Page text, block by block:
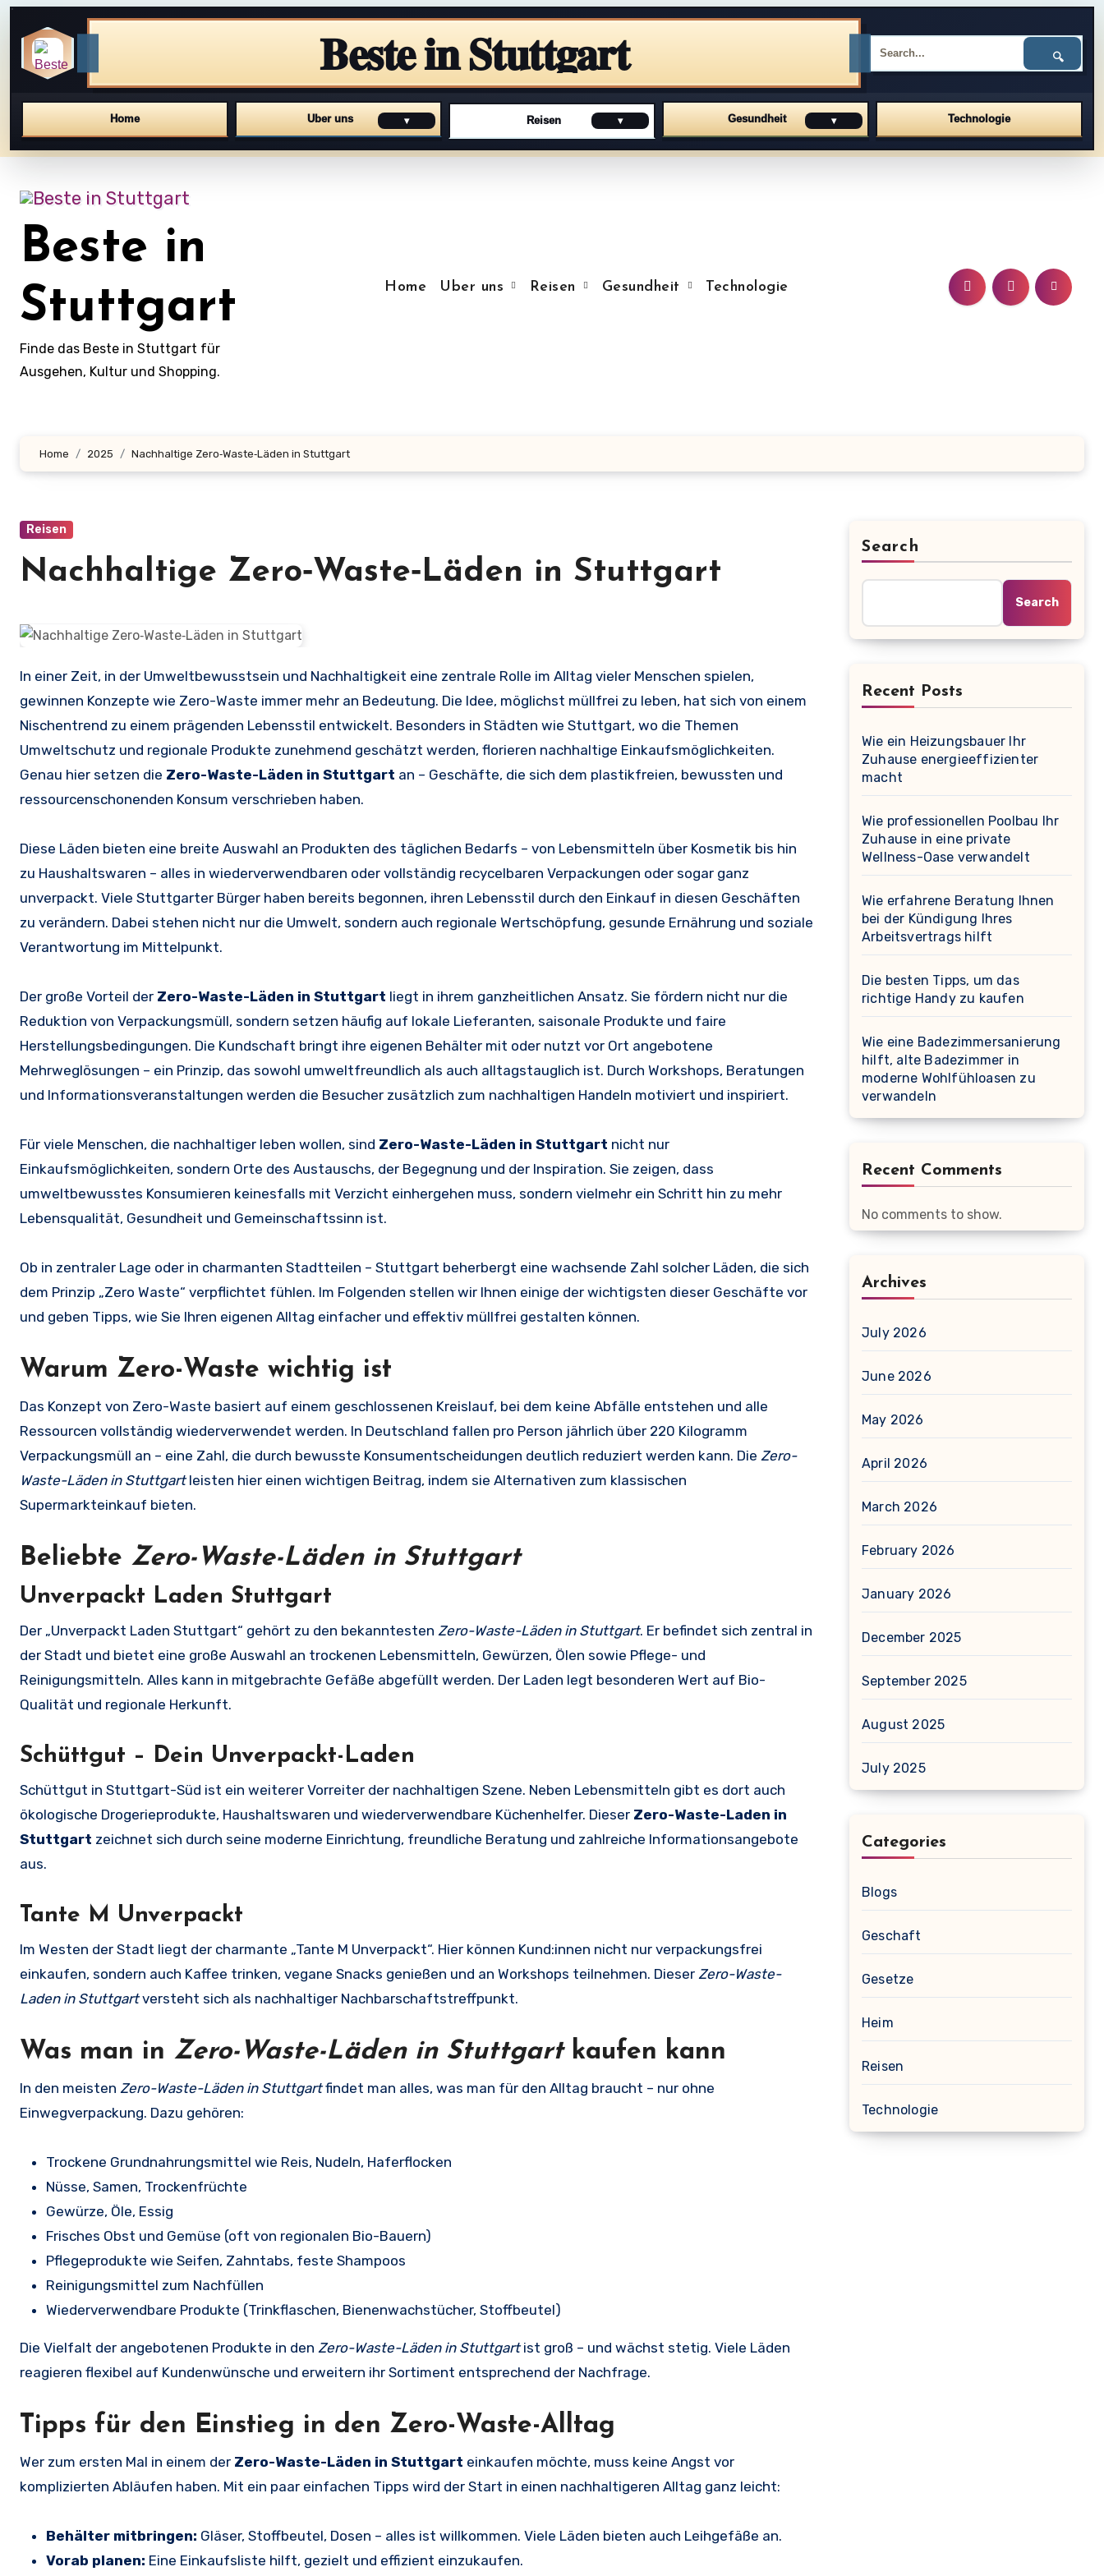
Beste in Stuttgart 🔍
Home Uber uns ▾ Reisen ▾ Gesundheit ▾ Technologie
Beste in
Stuttgart
Finde das Beste in Stuttgart für
Ausgehen, Kultur und Shopping.
Home Uber uns Reisen Gesundheit Technologie
Home 2025 Nachhaltige Zero‑Waste‑Läden in Stuttgart
Reisen
Nachhaltige Zero‑Waste‑Läden in Stuttgart
In einer Zeit, in der Umweltbewusstsein und Nachhaltigkeit eine zentrale Rolle im Alltag vieler Menschen spielen,
gewinnen Konzepte wie Zero-Waste immer mehr an Bedeutung. Die Idee, möglichst müllfrei zu leben, hat sich von einem
Nischentrend zu einem prägenden Lebensstil entwickelt. Besonders in Städten wie Stuttgart, wo die Themen
Umweltschutz und regionale Produkte zunehmend geschätzt werden, florieren nachhaltige Einkaufsmöglichkeiten.
Genau hier setzen die Zero-Waste-Läden in Stuttgart an – Geschäfte, die sich dem plastikfreien, bewussten und
ressourcenschonenden Konsum verschrieben haben.
Diese Läden bieten eine breite Auswahl an Produkten des täglichen Bedarfs – von Lebensmitteln über Kosmetik bis hin
zu Haushaltswaren – alles in wiederverwendbaren oder vollständig recycelbaren Verpackungen oder sogar ganz
unverpackt. Viele Stuttgarter Bürger haben bereits begonnen, ihren Lebensstil durch den Einkauf in diesen Geschäften
zu verändern. Dabei stehen nicht nur die Umwelt, sondern auch regionale Wertschöpfung, gesunde Ernährung und soziale
Verantwortung im Mittelpunkt.
Der große Vorteil der Zero-Waste-Läden in Stuttgart liegt in ihrem ganzheitlichen Ansatz. Sie fördern nicht nur die
Reduktion von Verpackungsmüll, sondern setzen häufig auf lokale Lieferanten, saisonale Produkte und faire
Herstellungsbedingungen. Die Kundschaft bringt ihre eigenen Behälter mit oder nutzt vor Ort angebotene
Mehrweglösungen – ein Prinzip, das sowohl umweltfreundlich als auch alltagstauglich ist. Durch Workshops, Beratungen
und Informationsveranstaltungen werden die Besucher zusätzlich zum nachhaltigen Handeln motiviert und inspiriert.
Für viele Menschen, die nachhaltiger leben wollen, sind Zero-Waste-Läden in Stuttgart nicht nur
Einkaufsmöglichkeiten, sondern Orte des Austauschs, der Begegnung und der Inspiration. Sie zeigen, dass
umweltbewusstes Konsumieren keinesfalls mit Verzicht einhergehen muss, sondern vielmehr ein Schritt hin zu mehr
Lebensqualität, Gesundheit und Gemeinschaftssinn ist.
Ob in zentraler Lage oder in charmanten Stadtteilen – Stuttgart beherbergt eine wachsende Zahl solcher Läden, die sich
dem Prinzip „Zero Waste“ verpflichtet fühlen. Im Folgenden stellen wir Ihnen einige der wichtigsten dieser Geschäfte vor
und geben Tipps, wie Sie Ihren eigenen Alltag einfacher und effektiv müllfrei gestalten können.
Warum Zero-Waste wichtig ist
Das Konzept von Zero-Waste basiert auf einem geschlossenen Kreislauf, bei dem keine Abfälle entstehen und alle
Ressourcen vollständig wiederverwendet werden. In Deutschland fallen pro Person jährlich über 220 Kilogramm
Verpackungsmüll an – eine Zahl, die durch bewusste Konsumentscheidungen deutlich reduziert werden kann. Die Zero-
Waste-Läden in Stuttgartleisten hier einen wichtigen Beitrag, indem sie Alternativen zum klassischen
Supermarkteinkauf bieten.
Beliebte Zero-Waste-Läden in Stuttgart
Unverpackt Laden Stuttgart
Der „Unverpackt Laden Stuttgart“ gehört zu den bekanntesten Zero-Waste-Läden in Stuttgart. Er befindet sich zentral in
der Stadt und bietet eine große Auswahl an trockenen Lebensmitteln, Gewürzen, Ölen sowie Pflege- und
Reinigungsmitteln. Alles kann in mitgebrachte Gefäße abgefüllt werden. Der Laden legt besonderen Wert auf Bio-
Qualität und regionale Herkunft.
Schüttgut – Dein Unverpackt-Laden
Schüttgut in Stuttgart-Süd ist ein weiterer Vorreiter der nachhaltigen Szene. Neben Lebensmitteln gibt es dort auch
ökologische Drogerieprodukte, Haushaltswaren und wiederverwendbare Küchenhelfer. Dieser Zero-Waste-Laden in
Stuttgart zeichnet sich durch seine moderne Einrichtung, freundliche Beratung und zahlreiche Informationsangebote
aus.
Tante M Unverpackt
Im Westen der Stadt liegt der charmante „Tante M Unverpackt“. Hier können Kund:innen nicht nur verpackungsfrei
einkaufen, sondern auch Kaffee trinken, vegane Snacks genießen und an Workshops teilnehmen. Dieser Zero-Waste-
Laden in Stuttgartversteht sich als nachhaltiger Nachbarschaftstreffpunkt.
Was man in Zero-Waste-Läden in Stuttgartkaufen kann
In den meisten Zero-Waste-Läden in Stuttgartfindet man alles, was man für den Alltag braucht – nur ohne
Einwegverpackung. Dazu gehören:
Trockene Grundnahrungsmittel wie Reis, Nudeln, Haferflocken
Nüsse, Samen, Trockenfrüchte
Gewürze, Öle, Essig
Frisches Obst und Gemüse (oft von regionalen Bio-Bauern)
Pflegeprodukte wie Seifen, Zahntabs, feste Shampoos
Reinigungsmittel zum Nachfüllen
Wiederverwendbare Produkte (Trinkflaschen, Bienenwachstücher, Stoffbeutel)
Die Vielfalt der angebotenen Produkte in den Zero-Waste-Läden in Stuttgartist groß – und wächst stetig. Viele Läden
reagieren flexibel auf Kundenwünsche und erweitern ihr Sortiment entsprechend der Nachfrage.
Tipps für den Einstieg in den Zero-Waste-Alltag
Wer zum ersten Mal in einem der Zero-Waste-Läden in Stuttgart einkaufen möchte, muss keine Angst vor
komplizierten Abläufen haben. Mit ein paar einfachen Tipps wird der Start in einen nachhaltigeren Alltag ganz leicht:
Behälter mitbringen: Gläser, Stoffbeutel, Dosen – alles ist willkommen. Viele Läden bieten auch Leihgefäße an.
Vorab planen: Eine Einkaufsliste hilft, gezielt und effizient einzukaufen.
Search
Search
Recent Posts
Wie ein Heizungsbauer Ihr
Zuhause energieeffizienter
macht
Wie professionellen Poolbau Ihr
Zuhause in eine private
Wellness-Oase verwandelt
Wie erfahrene Beratung Ihnen
bei der Kündigung Ihres
Arbeitsvertrags hilft
Die besten Tipps, um das
richtige Handy zu kaufen
Wie eine Badezimmersanierung
hilft, alte Badezimmer in
moderne Wohlfühloasen zu
verwandeln
Recent Comments
No comments to show.
Archives
July 2026
June 2026
May 2026
April 2026
March 2026
February 2026
January 2026
December 2025
September 2025
August 2025
July 2025
Categories
Blogs
Geschaft
Gesetze
Heim
Reisen
Technologie